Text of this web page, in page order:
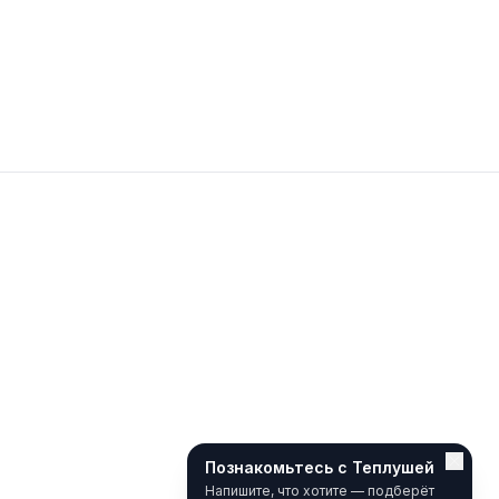
Познакомьтесь с Теплушей
Напишите, что хотите — подберёт